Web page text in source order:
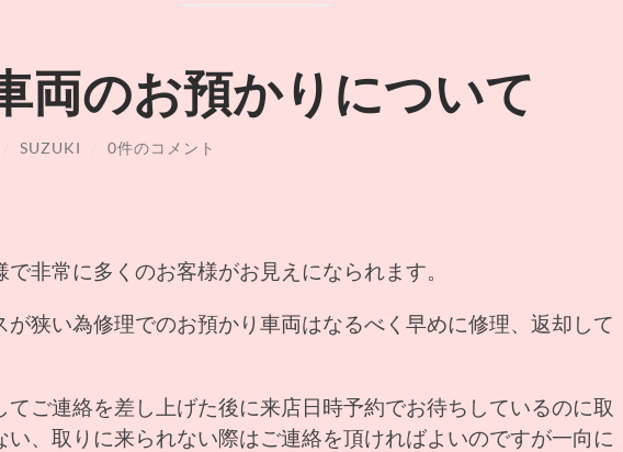
ク
ル
両のお預かりについて
/ SUZUKI / 0件のコメント
で非常に多くのお客様がお見えになられます。
が狭い為修理でのお預かり車両はなるべく早めに修理、返却して
てご連絡を差し上げた後に来店日時予約でお待ちしているのに取
い、取りに来られない際はご連絡を頂ければよいのですが一向に